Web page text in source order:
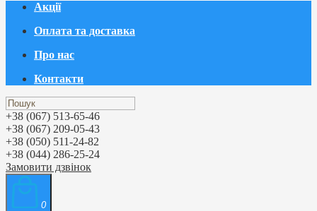
Акції
Оплата та доставка
Про нас
Контакти
+38 (067) 513-65-46
+38 (067) 209-05-43
+38 (050) 511-24-82
+38 (044) 286-25-24
Замовити дзвінок
0